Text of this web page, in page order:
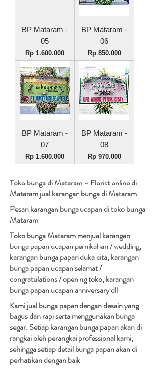
BP Mataram -
05
Harga
Rp 1.600.000
BP Mataram -
06
Harga
Rp 850.000
BP Mataram -
07
Harga
Rp 1.600.000
BP Mataram -
08
Harga
Rp 970.000
Toko bunga di Mataram – Florist online di
Mataram jual karangan bunga di Mataram
Pesan karangan bunga ucapan di toko bunga
Mataram
Toko bunga Mataram menjual karangan
bunga papan ucapan pernikahan / wedding,
karangan bunga papan duka cita, karangan
bunga papan ucapan selamat /
congratulations / opening toko, karangan
bunga papan ucapan anniversary dll
Kami jual bunga papan dengan desain yang
bagus dan rapi serta menggunakan bunga
segar. Setiap karangan bunga papan akan di
rangkai oleh perangkai professional kami,
sehingga setiap detail bunga papan akan di
perhatikan dengan baik